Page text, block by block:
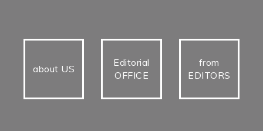
about US
Editorial
OFFICE
from
EDITORS